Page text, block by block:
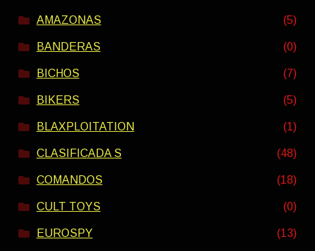
AMAZONAS (5)
BANDERAS (0)
BICHOS (7)
BIKERS (5)
BLAXPLOITATION (1)
CLASIFICADA S (48)
COMANDOS (18)
CULT TOYS (0)
EUROSPY (13)